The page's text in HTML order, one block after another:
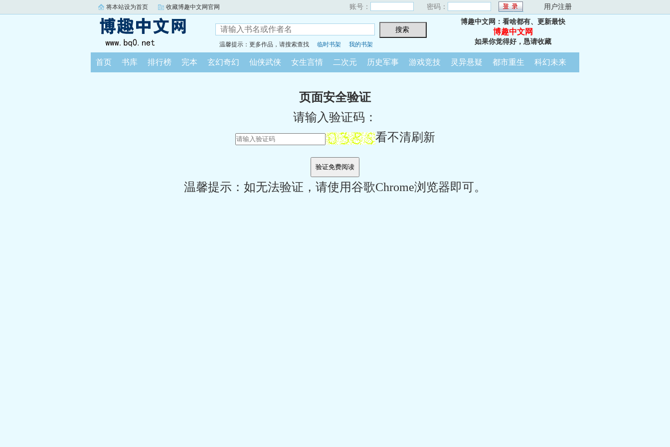
将本站设为首页 收藏博趣中文网官网 账号： 密码： 用户注册
温馨提示：更多作品，请搜索查找 临时书架 我的书架
博趣中文网：看啥都有、更新最快
博趣中文网
如果你觉得好，恳请收藏
首页 书库 排行榜 完本 玄幻奇幻 仙侠武侠 女生言情 二次元 历史军事 游戏竞技 灵异悬疑 都市重生 科幻未来
页面安全验证
请输入验证码：
看不清刷新
温馨提示：如无法验证，请使用谷歌Chrome浏览器即可。